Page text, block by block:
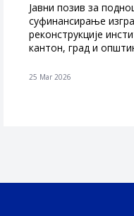
Јавни позив за
суфинансирање
реконструкције
кантон, град и
25 Mar 2026